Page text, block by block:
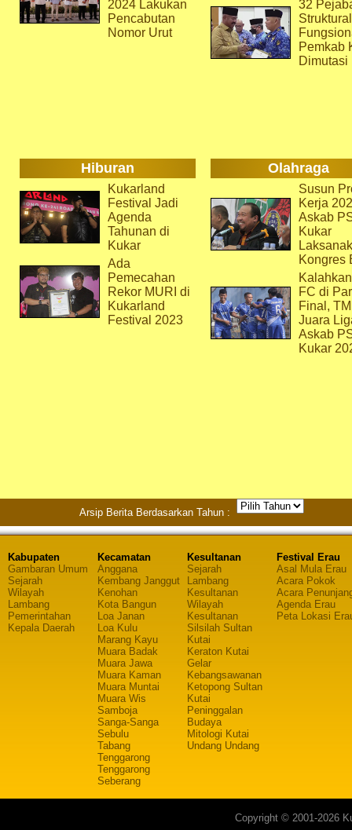
2024 Lakukan
Pencabutan
Nomor Urut
32
Pemkab
Dimutasi
Hiburan Olahraga
Kukarland
Festival Jadi
Agenda
Tahunan di
Kukar
Ada
Pemecahan
Rekor MURI di
Kukarland
Festival 2023
Susun
Kerja
Askab
Kukar
Kongres
FC di
Final,
Juara
Askab
Kukar
Arsip Berita Berdasarkan Tahun :
Kabupaten
Gambaran Umum
Sejarah
Wilayah
Lambang
Pemerintahan
Kepala Daerah
Kecamatan
Anggana
Kembang Janggut
Kenohan
Kota Bangun
Loa Janan
Loa Kulu
Marang Kayu
Muara Badak
Muara Jawa
Muara Kaman
Muara Muntai
Muara Wis
Samboja
Sanga-Sanga
Sebulu
Tabang
Tenggarong
Tenggarong
Seberang
Kesultanan
Sejarah
Lambang
Kesultanan
Wilayah
Kesultanan
Silsilah Sultan
Kutai
Keraton Kutai
Gelar
Kebangsawanan
Ketopong Sultan
Kutai
Peninggalan
Budaya
Mitologi Kutai
Undang Undang
Festival Erau
Asal Mula Erau
Acara Pokok
Acara
Agenda Erau
Peta Lokasi
Copyright © 2001-2026